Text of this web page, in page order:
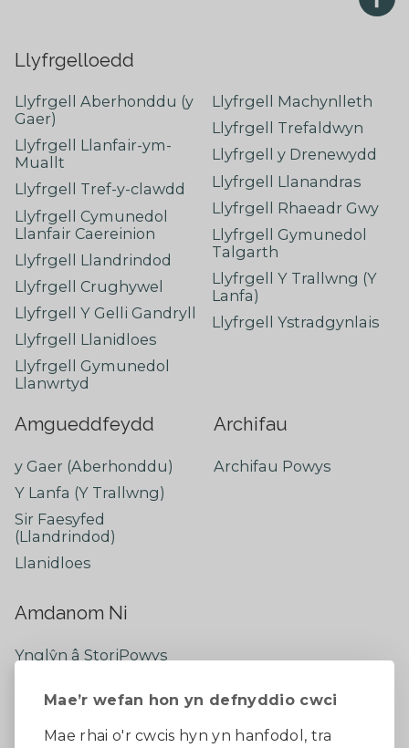
Mae’r wefan hon yn defnyddio cwci
Mae rhai o'r cwcis hyn yn hanfodol, tra
Llyfrgelloedd
Llyfrgell Aberhonddu (y
Gaer)
Llyfrgell Llanfair-ym-
Muallt
Llyfrgell Tref-y-clawdd
Llyfrgell Cymunedol
Llanfair Caereinion
Llyfrgell Llandrindod
Llyfrgell Crughywel
Llyfrgell Y Gelli Gandryll
Llyfrgell Llanidloes
Llyfrgell Gymunedol
Llanwrtyd
Llyfrgell Machynlleth
Llyfrgell Trefaldwyn
Llyfrgell y Drenewydd
Llyfrgell Llanandras
Llyfrgell Rhaeadr Gwy
Llyfrgell Gymunedol
Talgarth
Llyfrgell Y Trallwng (Y
Lanfa)
Llyfrgell Ystradgynlais
Amgueddfeydd
y Gaer (Aberhonddu)
Y Lanfa (Y Trallwng)
Sir Faesyfed
(Llandrindod)
Llanidloes
Archifau
Archifau Powys
Amdanom Ni
Ynglŷn â StoriPowys
Newyddion Diweddaraf
Dywedwch eich barn